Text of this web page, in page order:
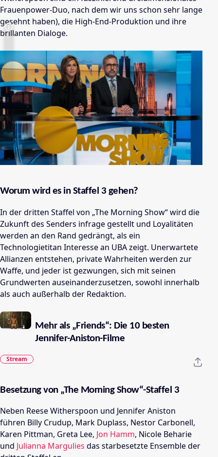
Frauenpower-Duo, nach dem wir uns schon sehr lange
gesehnt haben), die High-End-Produktion und ihre
brillanten Dialoge.
Worum wird es in Staffel 3 gehen?
In der dritten Staffel von „The Morning Show“ wird die
Zukunft des Senders infrage gestellt und Loyalitäten
werden an den Rand gedrängt, als ein
Technologietitan Interesse an UBA zeigt. Unerwartete
Allianzen entstehen, private Wahrheiten werden zur
Waffe, und jeder ist gezwungen, sich mit seinen
Grundwerten auseinanderzusetzen, sowohl innerhalb
als auch außerhalb der Redaktion.
Mehr als „Friends“: Die 10 besten
Jennifer-Aniston-Filme
Stream
Besetzung von „The Morning Show“-Staffel 3
Neben Reese Witherspoon und Jennifer Aniston
führen Billy Crudup, Mark Duplass, Nestor Carbonell,
Karen Pittman, Greta Lee, Jon Hamm, Nicole Beharie
und Julianna Margulies das starbesetzte Ensemble der